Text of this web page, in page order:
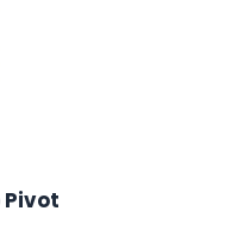
Pivot